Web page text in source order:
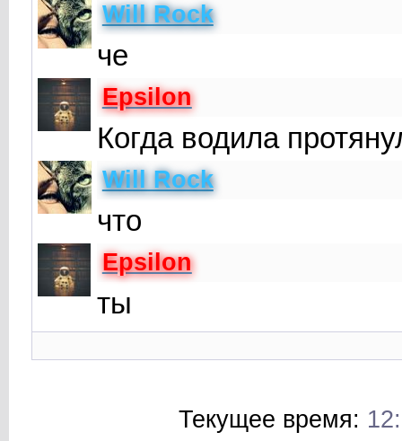
Will Rock
че
Epsilon
Когда водила
Will Rock
что
Epsilon
ты
Текущее время: